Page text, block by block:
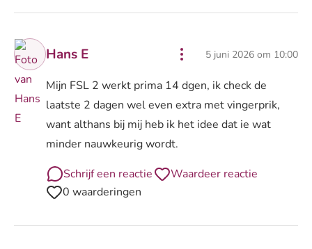
Hans E 5 juni 2026 om 10:00
Mijn FSL 2 werkt prima 14 dgen, ik check de
laatste 2 dagen wel even extra met vingerprik,
want althans bij mij heb ik het idee dat ie wat
minder nauwkeurig wordt.
Schrijf een reactie
Waardeer reactie
0 waarderingen